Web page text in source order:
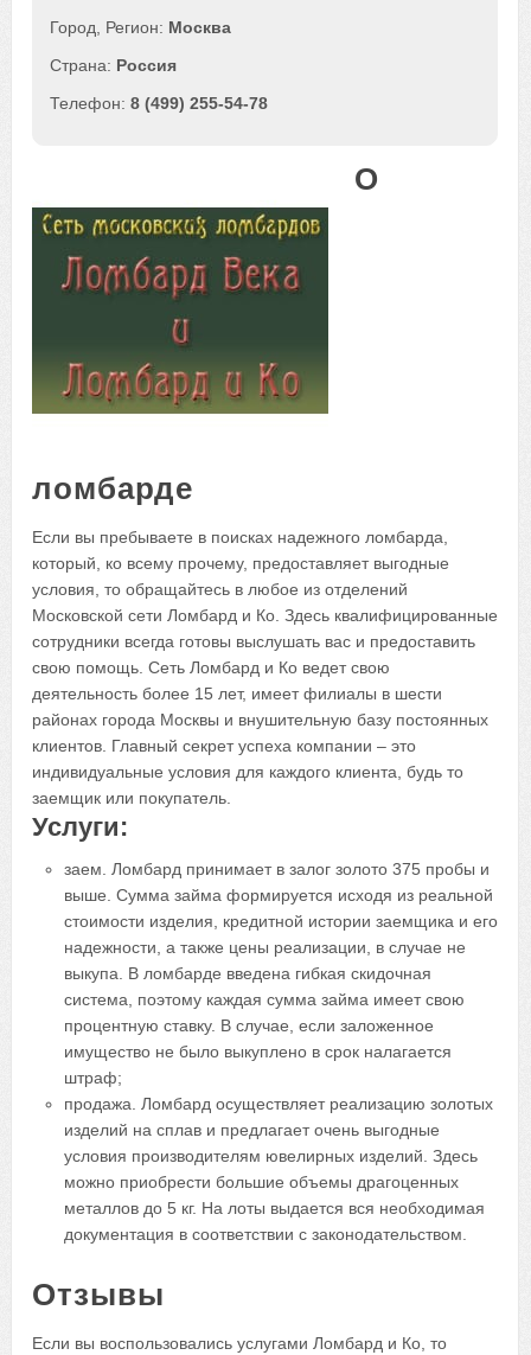
Москва
Россия
8 (499) 255-54-78
О
ломбарде
Если вы пребываете в поисках надежного ломбарда,
который, ко всему прочему, предоставляет выгодные
условия, то обращайтесь в любое из отделений
Московской сети Ломбард и Ко. Здесь квалифицированные
сотрудники всегда готовы выслушать вас и предоставить
свою помощь. Сеть Ломбард и Ко ведет свою
деятельность более 15 лет, имеет филиалы в шести
районах города Москвы и внушительную базу постоянных
клиентов. Главный секрет успеха компании – это
индивидуальные условия для каждого клиента, будь то
заемщик или покупатель.
Услуги:
заем. Ломбард принимает в залог золото 375 пробы и
выше. Сумма займа формируется исходя из реальной
стоимости изделия, кредитной истории заемщика и его
надежности, а также цены реализации, в случае не
выкупа. В ломбарде введена гибкая скидочная
система, поэтому каждая сумма займа имеет свою
процентную ставку. В случае, если заложенное
имущество не было выкуплено в срок налагается
штраф;
продажа. Ломбард осуществляет реализацию золотых
изделий на сплав и предлагает очень выгодные
условия производителям ювелирных изделий. Здесь
можно приобрести большие объемы драгоценных
металлов до 5 кг. На лоты выдается вся необходимая
документация в соответствии с законодательством.
Отзывы
Если вы воспользовались услугами Ломбард и Ко, то